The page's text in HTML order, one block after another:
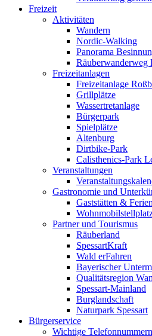
Freizeit
Aktivitäten
Wandern
Nordic-Walking
Panorama
Räuberwanderweg
Freizeitanlagen
Freizeitanlage
Grillplätze
Wassertretanlage
Bürgerpark
Spielplätze
Altenburg
Dirtbike-Park
Calisthenics-Park
Veranstaltungen
Gastronomie und
Gaststätten &
Partner und Tourismus
Räuberland
SpessartKraft
Wald erFahren
Bayerischer
Qualitätsregion
Spessart-Mainland
Burglandschaft
Naturpark Spessart
Bürgerservice
Wichtige Telefonnummern